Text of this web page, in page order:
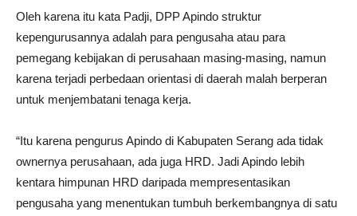
Oleh karena itu kata Padji, DPP Apindo struktur
kepengurusannya adalah para pengusaha atau para
pemegang kebijakan di perusahaan masing-masing, namun
karena terjadi perbedaan orientasi di daerah malah berperan
untuk menjembatani tenaga kerja.
“Itu karena pengurus Apindo di Kabupaten Serang ada tidak
ownernya perusahaan, ada juga HRD. Jadi Apindo lebih
kentara himpunan HRD daripada mempresentasikan
pengusaha yang menentukan tumbuh berkembangnya di satu